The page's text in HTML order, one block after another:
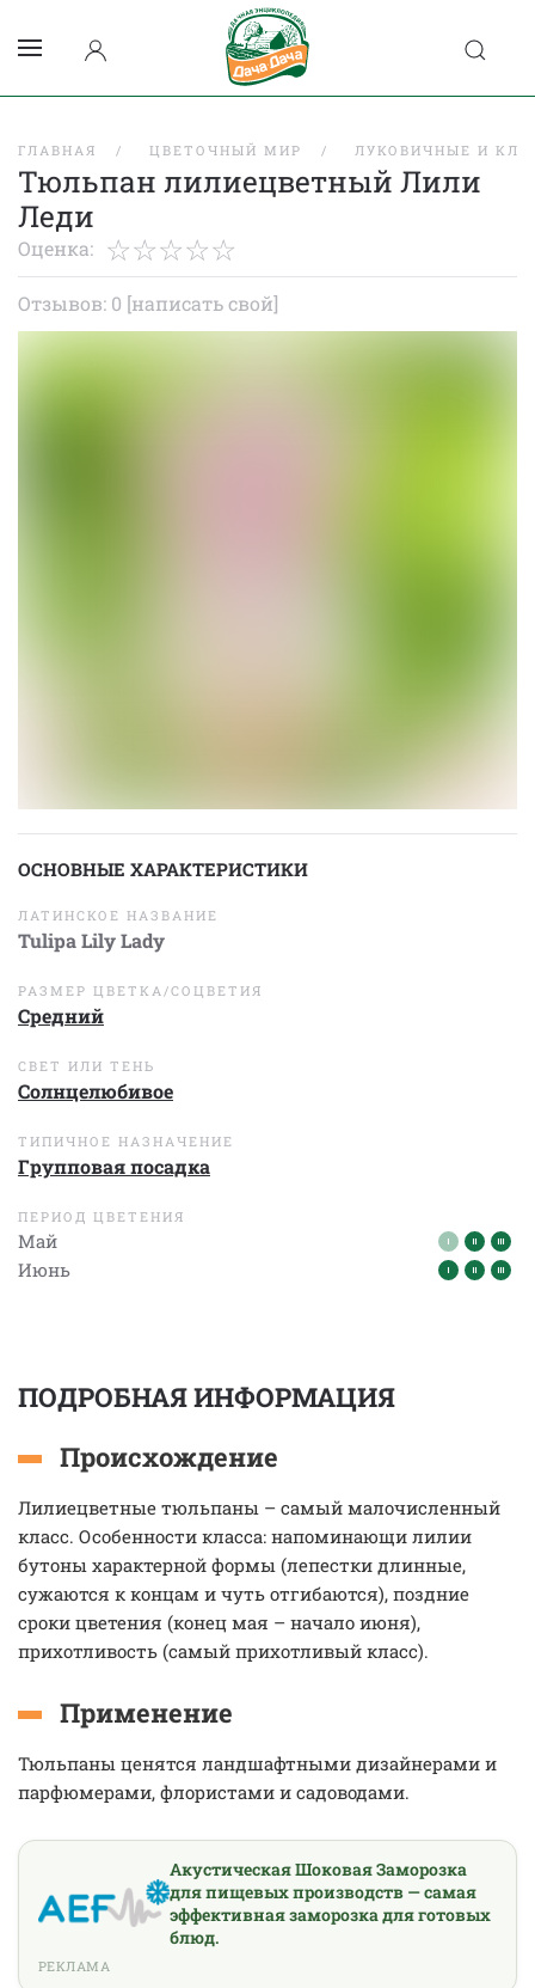
ГЛАВНАЯ ЦВЕТОЧНЫЙ МИР ЛУКОВИЧНЫЕ И
Тюльпан лилиецветный Лили
Леди
Оценка:
Отзывов: 0 [написать свой]
ОСНОВНЫЕ ХАРАКТЕРИСТИКИ
ЛАТИНСКОЕ НАЗВАНИЕ
Tulipa Lily Lady
РАЗМЕР ЦВЕТКА/СОЦВЕТИЯ
Средний
СВЕТ ИЛИ ТЕНЬ
Солнцелюбивое
ТИПИЧНОЕ НАЗНАЧЕНИЕ
Групповая посадка
ПЕРИОД ЦВЕТЕНИЯ
Май
Июнь
ПОДРОБНАЯ ИНФОРМАЦИЯ
Происхождение
Лилиецветные тюльпаны – самый малочисленный
класс. Особенности класса: напоминающи лилии
бутоны характерной формы (лепестки длинные,
сужаются к концам и чуть отгибаются), поздние
сроки цветения (конец мая – начало июня),
прихотливость (самый прихотливый класс).
Применение
Тюльпаны ценятся ландшафтными дизайнерами и
парфюмерами, флористами и садоводами.
Акустическая Шоковая Заморозка
для пищевых производств — самая
эффективная заморозка для готовых
блюд.
РЕКЛАМА